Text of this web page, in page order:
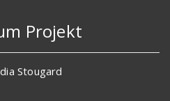
Projekt
Stougard